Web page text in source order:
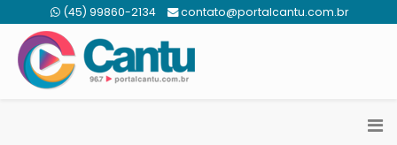
(45) 99860-2134 contato@portalcantu.com.br